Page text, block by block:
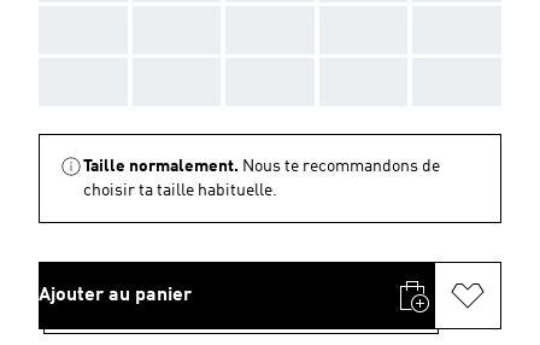
Taille normalement. Nous te recommandons de
choisir ta taille habituelle.
Ajouter au panier